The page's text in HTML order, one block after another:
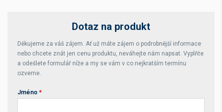
Dotaz na produkt
Děkujeme za váš zájem. Ať už máte zájem o podrobnější informace
nebo chcete znát jen cenu produktu, neváhejte nám napsat. Vyplňte
a odešlete formulář níže a my se vám v co nejkratším termínu
ozveme.
Jméno *